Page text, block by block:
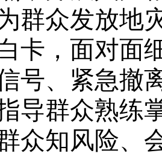
群众发放地
卡，面对面
号、紧急撤
导群众熟练
众知风险、